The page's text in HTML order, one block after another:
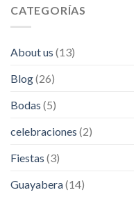
CATEGORÍAS
About us (13)
Blog(26)
Bodas (5)
celebraciones (2)
Fiestas (3)
Guayabera(14)